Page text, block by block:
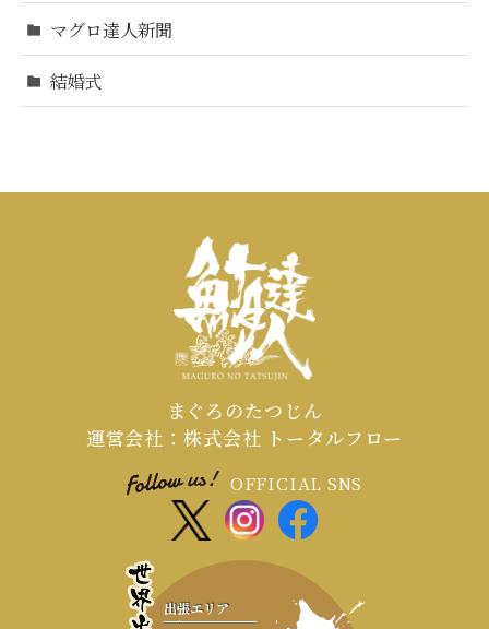
マグロ達人新聞
結婚式
まぐろのたつじん
運営会社：株式会社 トータルフロー
OFFICIAL SNS
出張エリア